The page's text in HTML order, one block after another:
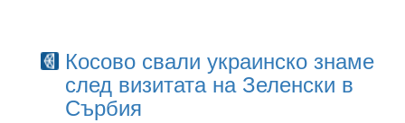
Косово свали украинско знаме
след визитата на Зеленски в
Сърбия